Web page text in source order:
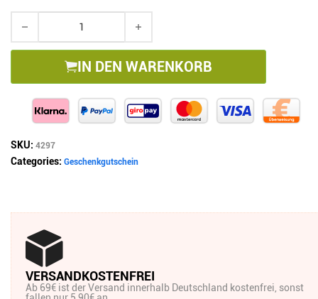
IN DEN WARENKORB
SKU: 4297
Categories: Geschenkgutschein
VERSANDKOSTENFREI
Ab 69€ ist der Versand innerhalb Deutschland kostenfrei, sonst